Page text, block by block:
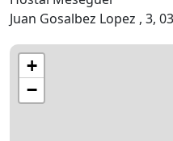
Juan Gosalbez Lopez , 3,
+
−